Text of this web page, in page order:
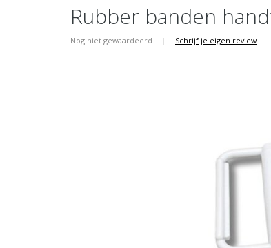
Rubber banden
Nog niet gewaardeerd | Schrijf je eigen review